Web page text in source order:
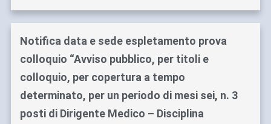
Notifica data e sede espletamento prova
colloquio “Avviso pubblico, per titoli e
colloquio, per copertura a tempo
determinato, per un periodo di mesi sei, n. 3
posti di Dirigente Medico – Disciplina